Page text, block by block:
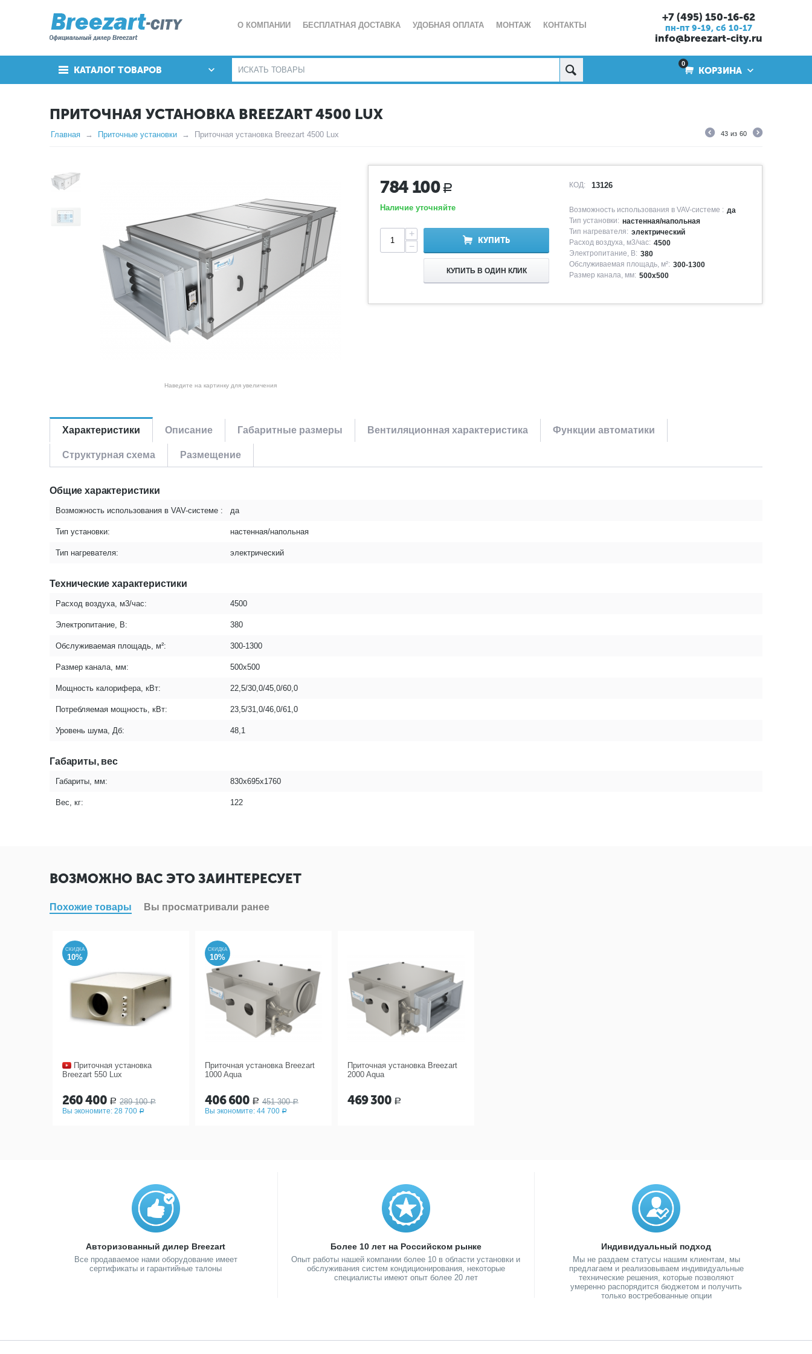
О КОМПАНИИ БЕСПЛАТНАЯ ДОСТАВКА УДОБНАЯ ОПЛАТА МОНТАЖ КОНТАКТЫ
+7 (495) 150-16-62
пн-пт 9-19, cб 10-17
info@breezart-city.ru
КАТАЛОГ ТОВАРОВ
0
КОРЗИНА
ПРИТОЧНАЯ УСТАНОВКА BREEZART 4500 LUX
Главная Приточные установки Приточная установка Breezart 4500 Lux 43 из 60
Наведите на картинку для увеличения
784 100 Р
Наличие уточняйте
+
−
КУПИТЬ
КУПИТЬ В ОДИН КЛИК
КОД: 13126
Возможность использования в VAV-системе : да
Тип установки: настенная/напольная
Тип нагревателя: электрический
Расход воздуха, м3/час: 4500
Электропитание, В: 380
Обслуживаемая площадь, м²: 300-1300
Размер канала, мм: 500х500
Характеристики Описание Габаритные размеры Вентиляционная характеристика Функции автоматики
Структурная схема Размещение
Общие характеристики
Возможность использования в VAV-системе : да
Тип установки: настенная/напольная
Тип нагревателя: электрический
Технические характеристики
Расход воздуха, м3/час: 4500
Электропитание, В: 380
Обслуживаемая площадь, м²: 300-1300
Размер канала, мм: 500х500
Мощность калорифера, кВт: 22,5/30,0/45,0/60,0
Потребляемая мощность, кВт: 23,5/31,0/46,0/61,0
Уровень шума, Дб: 48,1
Габариты, вес
Габариты, мм: 830х695х1760
Вес, кг: 122
ВОЗМОЖНО ВАС ЭТО ЗАИНТЕРЕСУЕТ
Похожие товары Вы просматривали ранее
СКИДКА
10%
Приточная установка
Breezart 550 Lux
260 400 Р 289 100 Р
Вы экономите: 28 700 Р
СКИДКА
10%
Приточная установка Breezart
1000 Aqua
406 600 Р 451 300 Р
Вы экономите: 44 700 Р
Приточная установка Breezart
2000 Aqua
469 300 Р
Авторизованный дилер Breezart
Все продаваемое нами оборудование имеет
сертификаты и гарантийные талоны
Более 10 лет на Российском рынке
Опыт работы нашей компании более 10 в области установки и
обслуживания систем кондиционирования, некоторые
специалисты имеют опыт более 20 лет
Индивидуальный подход
Мы не раздаем статусы нашим клиентам, мы
предлагаем и реализовываем индивидуальные
технические решения, которые позволяют
умеренно распорядится бюджетом и получить
только востребованные опции